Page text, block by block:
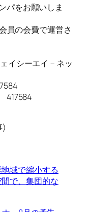
パをお願いしま
員の会費で運営さ
イシーエイ－ネッ
417584
)
域で縮小する
で、集団的な